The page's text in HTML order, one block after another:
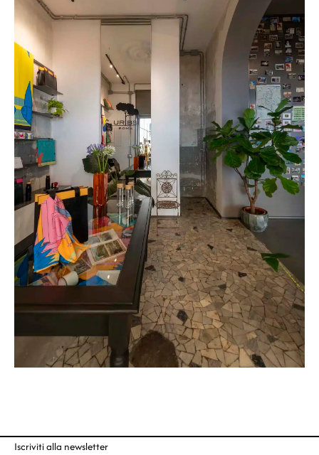
Iscriviti alla newsletter